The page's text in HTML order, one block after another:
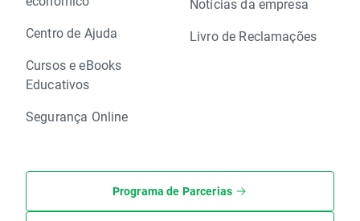
Centro de Ajuda
Cursos e eBooks
Educativos
Segurança Online
Notícias da empresa
Livro de Reclamações
Programa de Parcerias